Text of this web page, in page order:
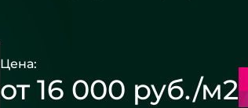
Цена:
от 16 000 руб./м2